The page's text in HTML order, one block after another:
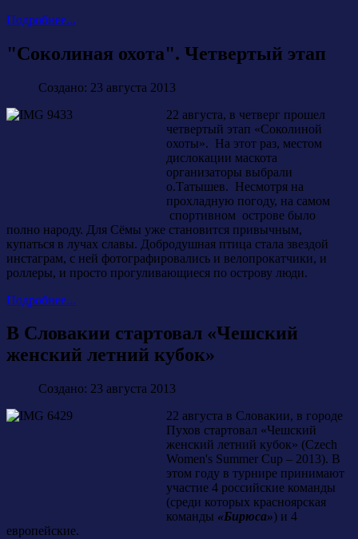
Подробнее...
"Соколиная охота". Четвертый этап
Создано: 23 августа 2013
22 августа, в четверг прошел
четвертый этап «Соколиной
охоты». На этот раз, местом
дислокации маскота
организаторы выбрали
о.Татышев. Несмотря на
прохладную погоду, на самом
спортивном острове было
полно народу. Для Сёмы уже становится привычным,
купаться в лучах славы. Добродушная птица стала звездой
инстаграм, с ней фотографировались и велопрокатчики, и
роллеры, и просто прогуливающиеся по острову люди.
Подробнее...
В Словакии стартовал «Чешский
женский летний кубок»
Создано: 23 августа 2013
22 августа в Словакии, в городе
Пухов стартовал «Чешский
женский летний кубок» (Czech
Women's Summer Cup – 2013). В
этом году в турнире принимают
участие 4 российские команды
(среди которых красноярская
команды «Бирюса») и 4
европейские.